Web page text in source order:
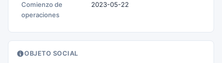
Comienzo de
operaciones
2023-05-22
OBJETO SOCIAL